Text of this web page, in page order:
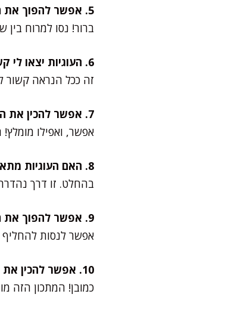
5. אפשר להפוך את העוגיות לקינוח מפנק?
ברור! נסו למרוח בין
6. העוגיות יצאו לי קשות. למה?
זה ככל הנראה קשור
7. אפשר להכין את הבצק מראש?
אפשר, ואפילו
8. האם העוגיות מתאימות לילדים?
בהחלט. זו דרך
9. אפשר להפוך את המתכון לבריא יותר?
אפשר לנסות
10. אפשר להכין את העוגיות ללא מיקסר?
כמובן! המתכון הזה